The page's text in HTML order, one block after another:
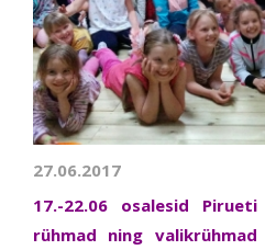
27.06.2017
17.-22.06 osalesid
rühmad ning